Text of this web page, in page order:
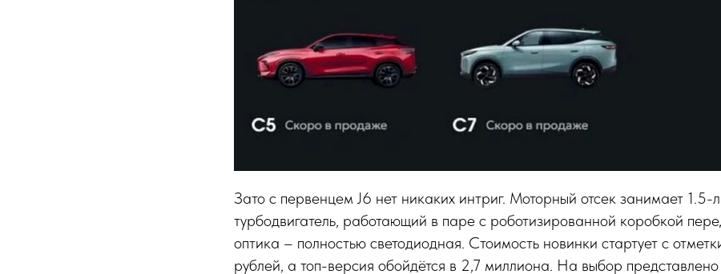
Зато с первенцем J6 нет никаких интриг. Моторный отсек занимает 1.5-
турбодвигатель, работающий в паре с роботизированной коробкой
оптика – полностью светодиодная. Стоимость новинки стартует с
рублей, а топ-версия обойдётся в 2,7 миллиона. На выбор